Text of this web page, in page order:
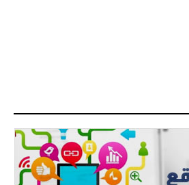
18:30
- 2021/07/25
لوكاتيلي يؤكد نيته في الانتقال إلى
جوفنتوس عبر تويتر!